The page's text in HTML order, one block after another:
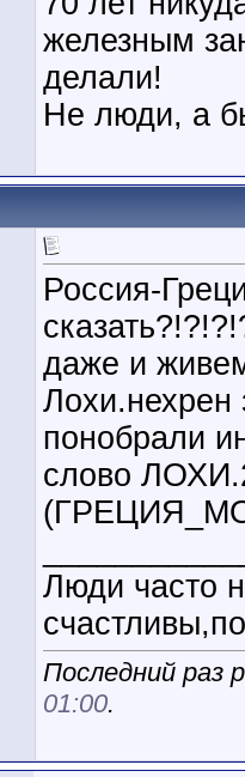
железным
делали!
Не люди, а
Россия-
даже и
Лохи.нехрен
понобрали
слово
Люди часто
Последний раз
01:00.